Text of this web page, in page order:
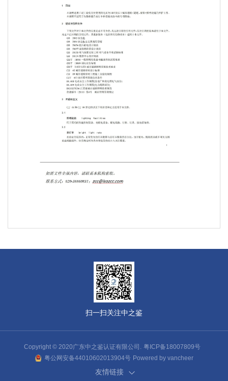
扫一扫关注中之鉴
Copyright © 2020广东中之鉴认证有限公司. 粤ICP备18007809号
粤公网安备44010602013904号 Powered by vancheer
友情链接